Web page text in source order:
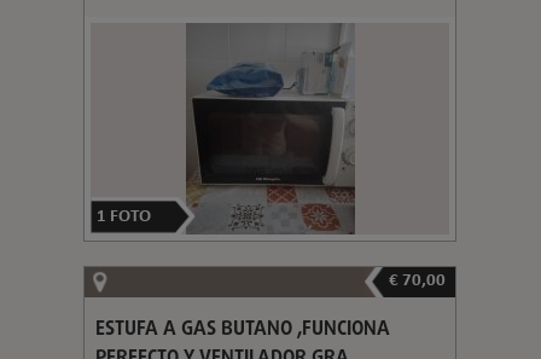
1 FOTO
€ 70,00
ESTUFA A GAS BUTANO ,FUNCIONA